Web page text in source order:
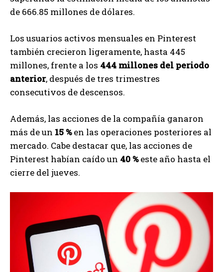
de 666.85 millones de dólares.
Los usuarios activos mensuales en Pinterest
también crecieron ligeramente, hasta 445
millones, frente a los 444 millones del periodo
anterior, después de tres trimestres
consecutivos de descensos.
Además, las acciones de la compañía ganaron
más de un 15 %en las operaciones posteriores al
mercado. Cabe destacar que, las acciones de
Pinterest habían caído un 40 %este año hasta el
cierre del jueves.